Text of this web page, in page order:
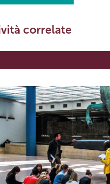
correlate